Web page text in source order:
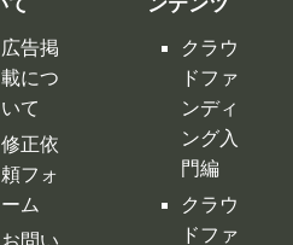
広告掲
載につ
いて
修正依
頼フォ
ーム
お問い
合わせ
クラウ
ドファ
ンディ
ング入
門編
クラウ
ドファ
ンディ